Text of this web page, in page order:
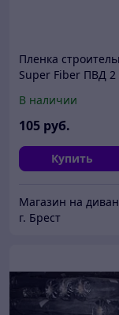
Пленка
Super Fiber ПВД 2
В наличии
105 руб.
Купить
Магазин на
г. Брест